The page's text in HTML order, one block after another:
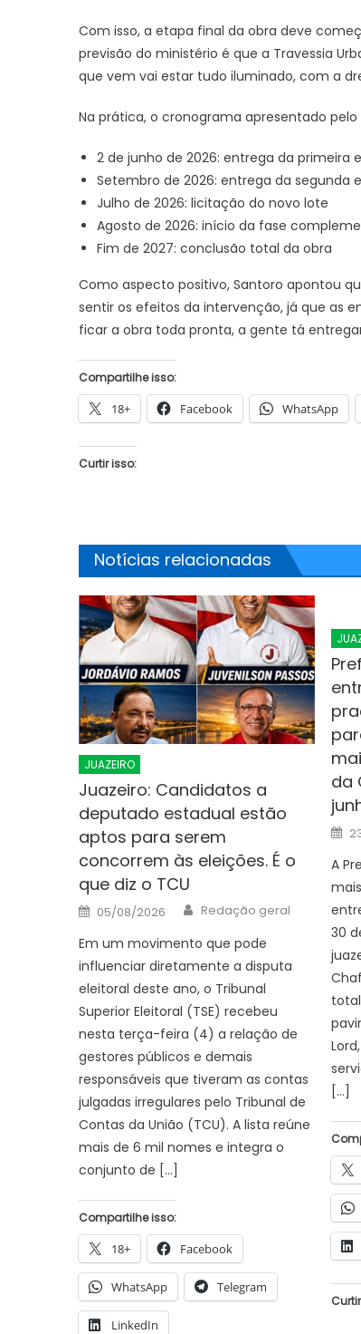
Com isso, a etapa final da obra deve
previsão do ministério é que a Travessia
que vem vai estar tudo iluminado, com a
Na prática, o cronograma apresentado
2 de junho de 2026: entrega da primeira
Setembro de 2026: entrega da segunda
Julho de 2026: licitação do novo lote
Agosto de 2026: início da fase
Fim de 2027: conclusão total da obra
Como aspecto positivo, Santoro apontou
sentir os efeitos da intervenção, já que as
ficar a obra toda pronta, a gente tá
Compartilhe isso:
18+ Facebook WhatsApp
Curtir isso:
Notícias relacionadas
JUAZEIRO
Juazeiro: Candidatos a
deputado estadual estão
aptos para serem
concorrem às eleições. É o
que diz o TCU
Posted
on
05/08/2026 Author
Redação geral
Em um movimento que pode
influenciar diretamente a disputa
eleitoral deste ano, o Tribunal
Superior Eleitoral (TSE) recebeu
nesta terça-feira (4) a relação de
gestores públicos e demais
responsáveis que tiveram as contas
julgadas irregulares pelo Tribunal de
Contas da União (TCU). A lista reúne
mais de 6 mil nomes e integra o
conjunto de […]
Compartilhe isso:
18+ Facebook
WhatsApp Telegram
LinkedIn
da
on
A
30
[…]